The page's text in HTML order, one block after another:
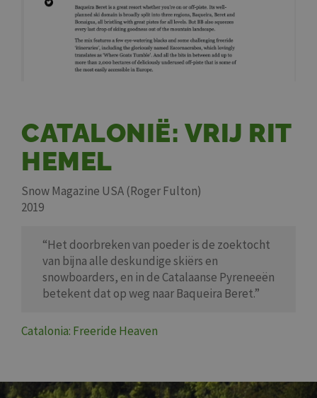
CATALONIË: VRIJ RIT
HEMEL
Snow Magazine USA (Roger Fulton)
2019
“Het doorbreken van poeder is de zoektocht
van bijna alle deskundige skiërs en
snowboarders, en in de Catalaanse Pyreneeën
betekent dat op weg naar Baqueira Beret.”
Catalonia: Freeride Heaven